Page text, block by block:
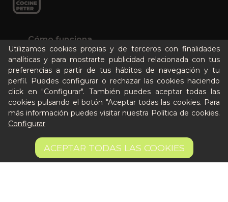
8,05 € AÑADIR A LA CESTA
Utilizamos cookies propias y de terceros con finalidades
analíticas y para mostrarte publicidad relacionada con tus
preferencias a partir de tus hábitos de navegación y tu
perfil. Puedes configurar o rechazar las cookies haciendo
click en "Configurar". También puedes aceptar todas las
cookies pulsando el botón "Aceptar todas las cookies. Para
más información puedes visitar nuestra Política de cookies.
Configurar
ACEPTAR TODAS LAS COOKIES
Cómo funciona
Nuestros planes
Casos de éxito
Soy un particular
Quién es Peter
Recursos / Blog
Llámanos al 644 52 51 02
Escríbenos al Whatsapp